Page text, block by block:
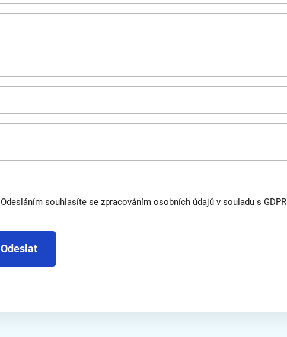
Odesláním souhlasíte se zpracováním osobních údajů v souladu s GDPR
Odeslat